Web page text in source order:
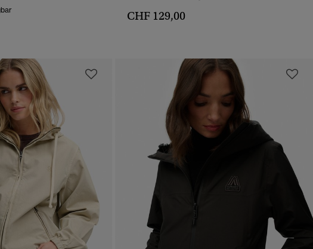
CHF 129,00